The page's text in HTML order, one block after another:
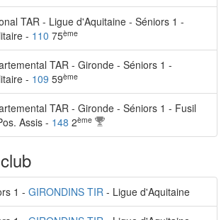
TAR - Ligue d'Aquitaine - Séniors 1 -
- 110 75ème
TAR - Gironde - Séniors 1 -
- 109 59ème
TAR - Gironde - Séniors 1 - Fusil
Assis - 148 2ème
1 - GIRONDINS TIR - Ligue d'Aquitaine